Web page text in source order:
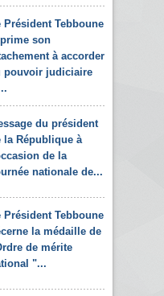
Président Tebboune
son
à accorder
pouvoir judiciaire
du président
la République à
de la
nationale de...
Président Tebboune
la médaille de
de mérite
"...